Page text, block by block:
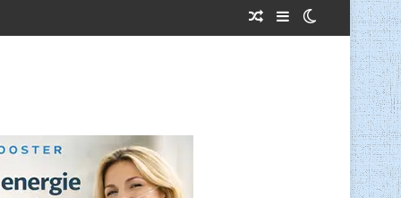
Willekeurig Artikel
SidebarSwitch skin